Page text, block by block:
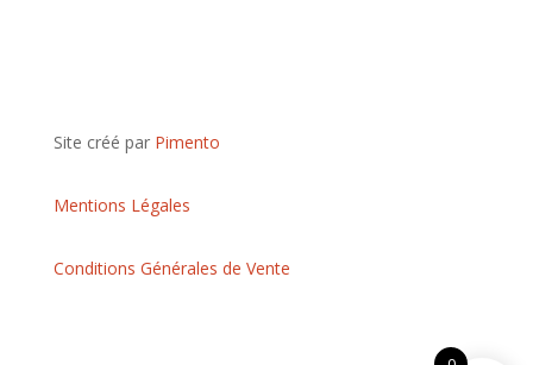
Site créé par Pimento
Mentions Légales
Conditions Générales de Vente